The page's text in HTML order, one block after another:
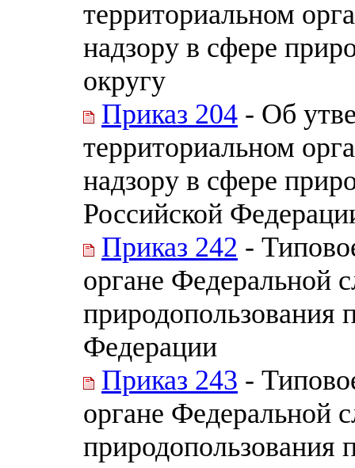
территориальном
надзору в сфере
округу
Приказ 204 - Об
территориальном
надзору в сфере
Российской
Приказ 242 -
органе Федеральной
природопользования
Федерации
Приказ 243 -
органе Федеральной
природопользования